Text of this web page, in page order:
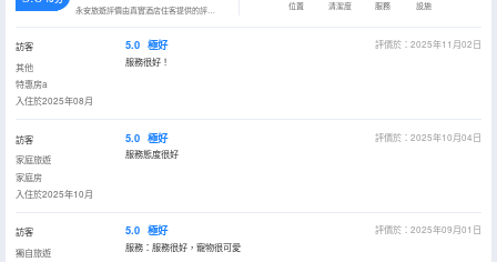
永安旅遊評價由真實酒店住客提供的評價。 位置 清潔度 服務 設施
訪客
其他
特惠房a
入住於2025年08月
5.0 極好
評價於：2025年11月02日
服務很好！
訪客
家庭旅遊
家庭房
入住於2025年10月
5.0 極好
評價於：2025年10月04日
服務態度很好
訪客
獨自旅遊
5.0 極好
評價於：2025年09月01日
服務：服務很好，寵物很可愛